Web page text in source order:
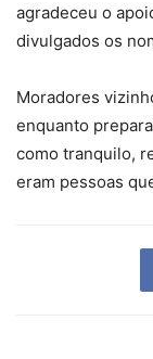
agradeceu o
divulgados os
Moradores
enquanto
como tranquilo,
eram pessoas